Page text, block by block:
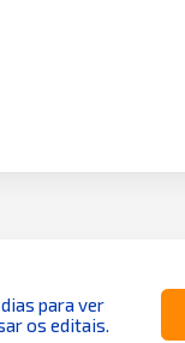
para ver
os editais.